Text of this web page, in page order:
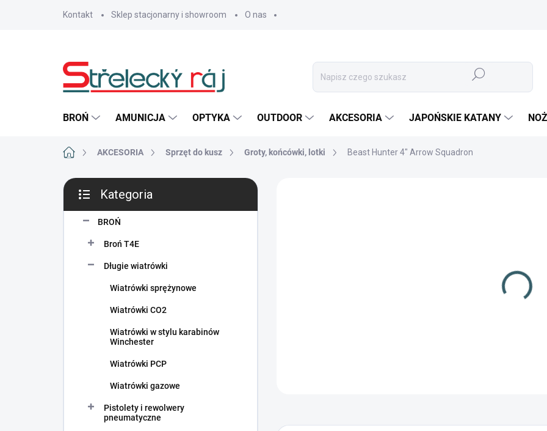
Kontakt Sklep stacjonarny i showroom O nas
Szukaj
BROŃ AMUNICJA OPTYKA OUTDOOR AKCESORIA JAPOŃSKIE KATANY
Home AKCESORIA Sprzęt do kusz Groty, końcówki, lotki Beast Hunter 4" Arrow Squadron
P
s
kategorie
Kategoria
BROŃ
Broń T4E
Długie wiatrówki
Wiatrówki sprężynowe
Wiatrówki CO2
Wiatrówki w stylu karabinów
Winchester
Wiatrówki PCP
Wiatrówki gazowe
Pistolety i rewolwery
pneumatyczne